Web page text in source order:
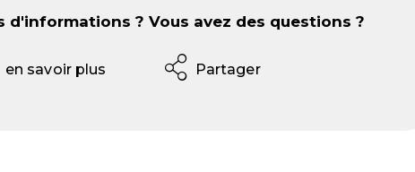
d'informations ? Vous avez des questions ?
en savoir plus Partager